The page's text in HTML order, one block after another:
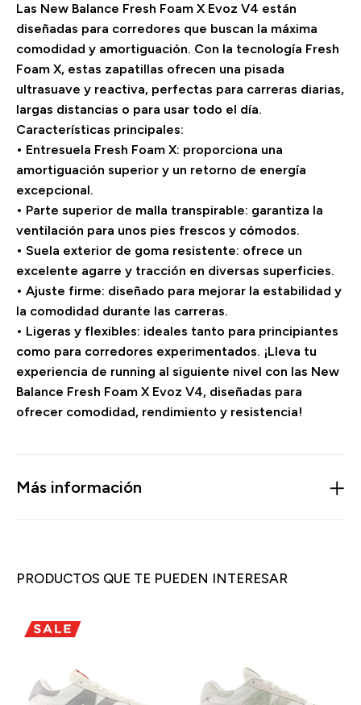
Las New Balance Fresh Foam X Evoz V4 están
diseñadas para corredores que buscan la máxima
comodidad y amortiguación. Con la tecnología Fresh
Foam X, estas zapatillas ofrecen una pisada
ultrasuave y reactiva, perfectas para carreras diarias,
largas distancias o para usar todo el día.
Características principales:
• Entresuela Fresh Foam X: proporciona una
amortiguación superior y un retorno de energía
excepcional.
• Parte superior de malla transpirable: garantiza la
ventilación para unos pies frescos y cómodos.
• Suela exterior de goma resistente: ofrece un
excelente agarre y tracción en diversas superficies.
• Ajuste firme: diseñado para mejorar la estabilidad y
la comodidad durante las carreras.
• Ligeras y flexibles: ideales tanto para principiantes
como para corredores experimentados. ¡Lleva tu
experiencia de running al siguiente nivel con las New
Balance Fresh Foam X Evoz V4, diseñadas para
ofrecer comodidad, rendimiento y resistencia!
Más información
PRODUCTOS QUE TE PUEDEN INTERESAR